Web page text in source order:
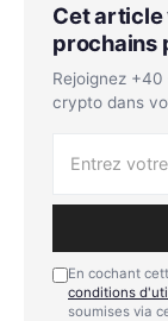
Cet article
prochains
Rejoignez
crypto dans
En cochant
conditions
soumises via